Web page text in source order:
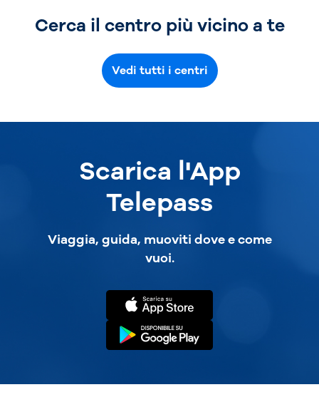
Cerca il centro più vicino a te
Vedi tutti i centri
Scarica l'App
Telepass
Viaggia, guida, muoviti dove e come
vuoi.